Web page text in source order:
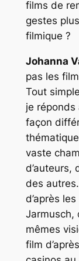
films de
gestes
filmique ?
Johanna
pas les
Tout
je réponds
façon
vaste
d’auteurs,
des
d’après
Jarmusch,
mêmes
film